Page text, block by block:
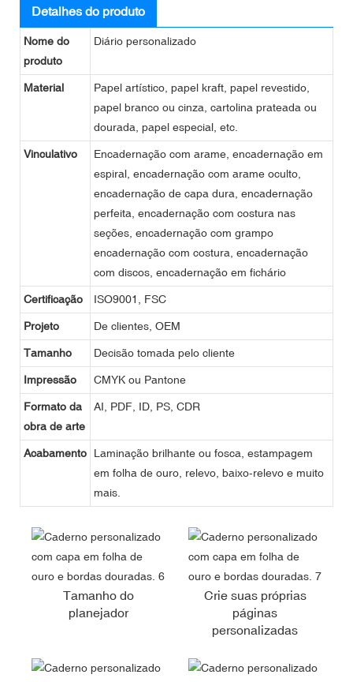
Detalhes do produto
Nome do
produto
Diário personalizado
Material
Papel artístico, papel kraft, papel revestido,
papel branco ou cinza, cartolina prateada ou
dourada, papel especial, etc.
Vinculativo
Encadernação com arame, encadernação em
espiral, encadernação com arame oculto,
encadernação de capa dura, encadernação
perfeita, encadernação com costura nas
seções, encadernação com grampo
encadernação com costura, encadernação
com discos, encadernação em fichário
Certificação ISO9001, FSC
Projeto De clientes, OEM
Tamanho Decisão tomada pelo cliente
Impressão CMYK ou Pantone
Formato da
obra de arte
AI, PDF, ID, PS, CDR
Acabamento
Laminação brilhante ou fosca, estampagem
em folha de ouro, relevo, baixo-relevo e muito
mais.
Tamanho do
planejador
Crie suas próprias
páginas
personalizadas